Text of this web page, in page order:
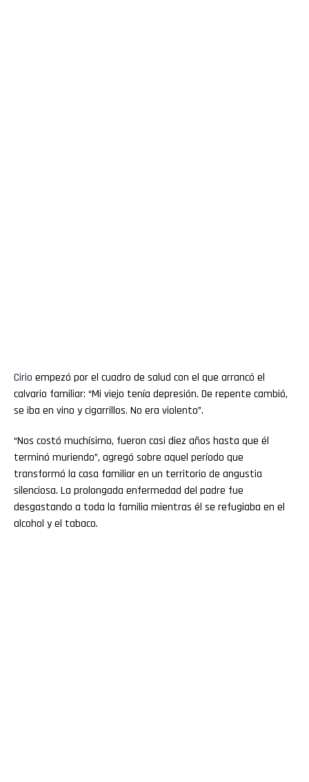
Cirio empezó por el cuadro de salud con el que arrancó el
calvario familiar: “Mi viejo tenía depresión. De repente cambió,
se iba en vino y cigarrillos. No era violento”.
“Nos costó muchísimo, fueron casi diez años hasta que él
terminó muriendo”, agregó sobre aquel período que
transformó la casa familiar en un territorio de angustia
silenciosa. La prolongada enfermedad del padre fue
desgastando a toda la familia mientras él se refugiaba en el
alcohol y el tabaco.